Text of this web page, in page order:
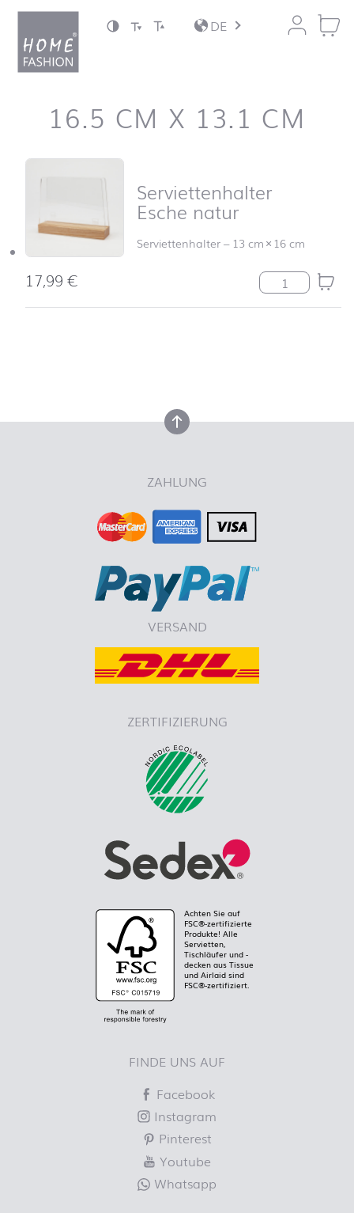
Zum Inhalt springen
DE
16.5 CM X 13.1 CM
Produktliste überspringen und zum Filter springen
Serviettenhalter
Esche natur
Serviettenhalter– 13 cm× 16 cm
17,99€
nach oben
ZAHLUNG
VERSAND
ZERTIFIZIERUNG
Achten Sie auf
FSC®-zertifizierte
Produkte! Alle
Servietten,
Tischläufer und -
decken aus Tissue
und Airlaid sind
FSC®-zertifiziert.
FINDE UNS AUF
Facebook
Instagram
Pinterest
Youtube
Whatsapp